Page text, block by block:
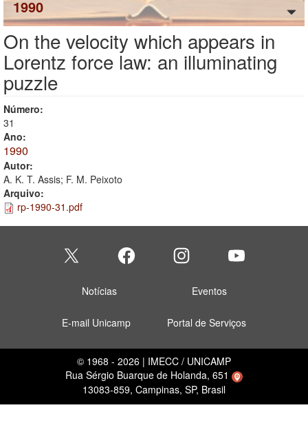
1990
On the velocity which appears in
Lorentz force law: an illuminating
puzzle
Número:
31
Ano:
1990
Autor:
A. K. T. Assis; F. M. Peixoto
Arquivo:
rp-1990-31.pdf
Notícias Eventos
E-mail Unicamp Portal de Serviços
© 1968 - 2026 | IMECC / UNICAMP
Rua Sérgio Buarque de Holanda, 651
13083-859, Campinas, SP, Brasil